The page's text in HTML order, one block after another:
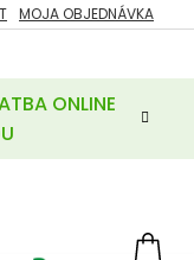
ONLINE
MOJA OBJEDNÁVKA